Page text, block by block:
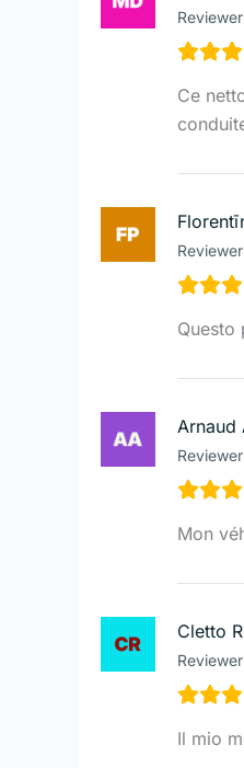
Reviewer
Ce
Reviewer
Questo
Arnaud
Reviewer
Mon
Cletto
Reviewer
Il mio